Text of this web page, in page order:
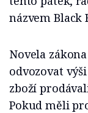
názvem Black
Novela
odvozovat
zboží
Pokud měli